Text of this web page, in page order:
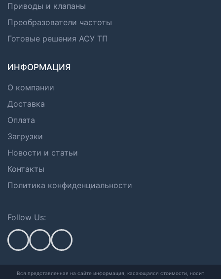
Приводы и клапаны
Преобразователи частоты
Готовые решения АСУ ТП
ИНФОРМАЦИЯ
О компании
Доставка
Оплата
Загрузки
Новости и статьи
Контакты
Политика конфиденциальности
Follow Us:
Вся представленная на сайте информация, касающаяся стоимости, носит